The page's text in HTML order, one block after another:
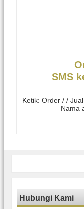
SMS
Ketik: Order / /
Nama
Hubungi Kami